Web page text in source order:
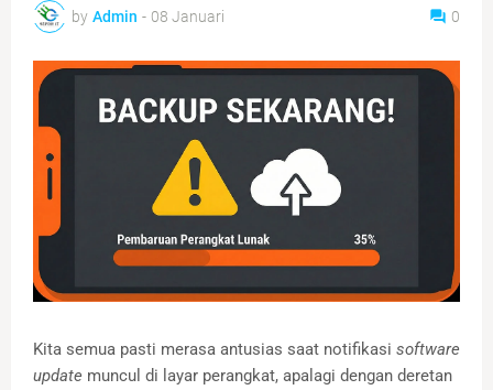
by Admin - 08 Januari 0
Kita semua pasti merasa antusias saat notifikasi software
update muncul di layar perangkat, apalagi dengan deretan